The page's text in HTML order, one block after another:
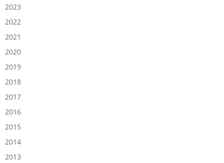
2023
2022
2021
2020
2019
2018
2017
2016
2015
2014
2013